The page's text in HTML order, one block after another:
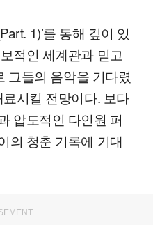
1)’를 통해 깊이 있
적인 세계관과 믿고
그들의 음악을 기다렸
시킬 전망이다. 보다
압도적인 다인원 퍼
의 청춘 기록에 기대